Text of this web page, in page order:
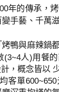
年的傳承，
手藝、千萬
鴨與麻辣鍋
(3~4人)用餐
，概念皆以
客單600~650